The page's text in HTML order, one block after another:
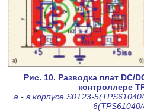
Рис. 10. Разводка плат DC/
контроллере
а - в корпусе S0T23-